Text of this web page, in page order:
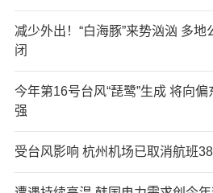
减少外出！“白海豚”来势汹汹 多
闭
今年第16号台风“琵鹭”生成 将向
强
受台风影响 杭州机场已取消航班